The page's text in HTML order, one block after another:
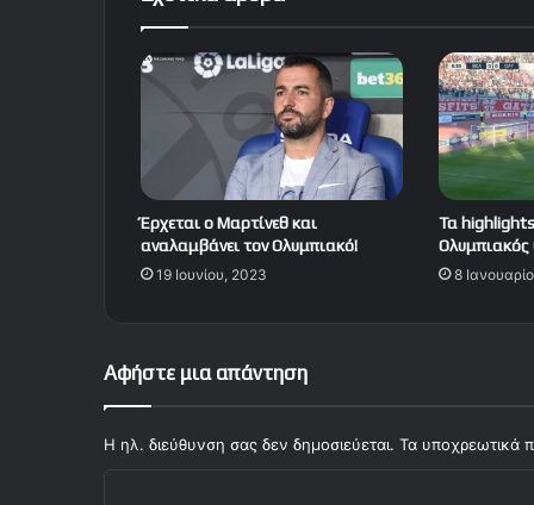
Έρχεται ο Μαρτίνεθ και
αναλαμβάνει τον Ολυμπιακό!
19 Ιουνίου, 2023
Τα
8
Αφήστε μια απάντηση
Η ηλ. διεύθυνση σας δεν δημοσιεύεται. Τα υποχρεωτικά